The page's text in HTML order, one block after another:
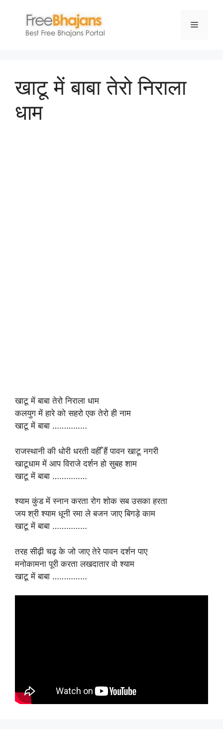
content
Menu
खाटू में बाबा तेरो निराला
धाम
खाटू में बाबा तेरो निराला धाम
कलयुग में हारे को सहरो एक तेरो ही नाम
खाटू में बाबा ……………
राजस्थानी की धोरी धरती वहीँ हैं पावन खाटू नगरी
खाटूधाम में आप विराजे दर्शन हो सुबह शाम
खाटू में बाबा ……………
श्याम कुंड में स्नान करता रोग शोक सब उसका हरता
जय श्री श्याम धूनी रमा ले बजन जाए बिगड़े काम
खाटू में बाबा ……………
तरह सीढ़ी चढ़ के जो जाए तेरे पावन दर्शन पाए
मनोकामना पूरी करता लखदातार वो श्याम
खाटू में बाबा ……………